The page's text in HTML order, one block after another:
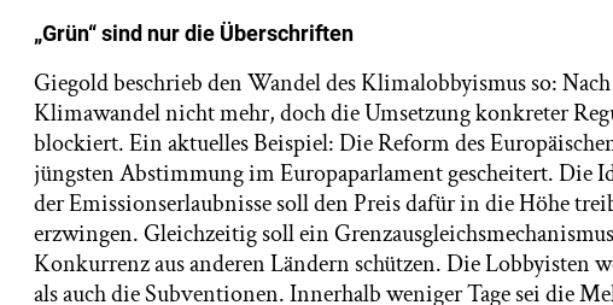
„Grün“ sind nur die Überschriften
Giegold beschrieb den Wandel des Klimalobbyismus so:
Klimawandel nicht mehr, doch die Umsetzung konkreter
blockiert. Ein aktuelles Beispiel: Die Reform des
jüngsten Abstimmung im Europaparlament gescheitert. Die
der Emissionserlaubnisse soll den Preis dafür in die Höhe
erzwingen. Gleichzeitig soll ein
Konkurrenz aus anderen Ländern schützen. Die Lobbyisten
als auch die Subventionen. Innerhalb weniger Tage sei die